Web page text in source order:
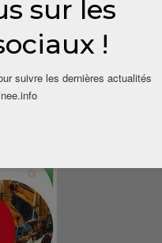
sur les
!
suivre les dernières actualités